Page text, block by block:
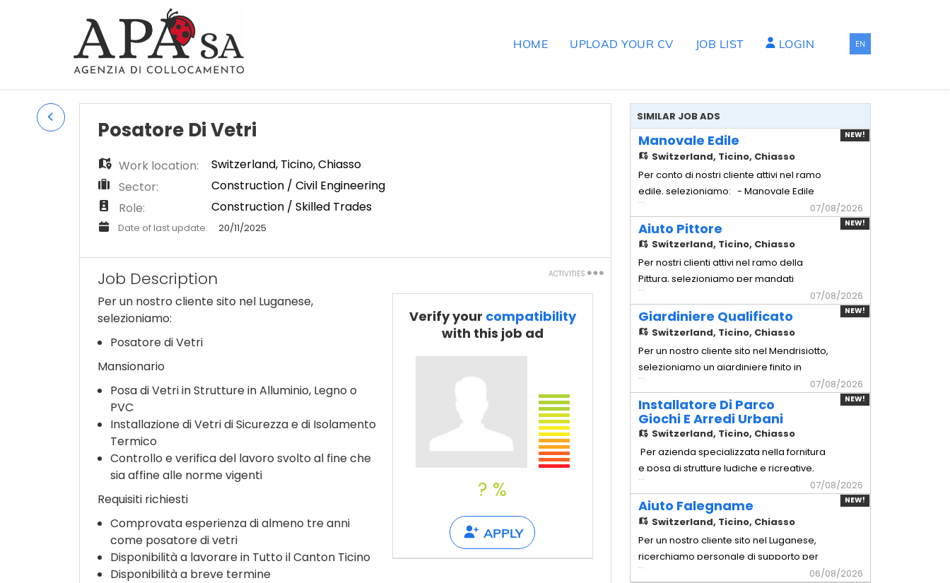
HOME UPLOAD YOUR CV JOB LIST LOGIN EN
Posatore Di Vetri
Work location: Switzerland, Ticino,Chiasso
Sector:
Construction / Civil Engineering
Role:
Construction / Skilled Trades
Date of last update: 20/11/2025
ACTIVITIES
Print
Tell a friend
Job Description
Verify your compatibility
with this job ad
? %
APPLY
Per un nostro cliente sito nel Luganese,
selezioniamo:
Posatore di Vetri
Mansionario
Posa di Vetri in Strutture in Alluminio, Legno o
PVC
Installazione di Vetri di Sicurezza e di Isolamento
Termico
Controllo e verifica del lavoro svolto al fine che
sia affine alle norme vigenti
Requisiti richiesti
Comprovata esperienza di almeno tre anni
come posatore di vetri
Disponibilità a lavorare in Tutto il Canton Ticino
Disponibilità a breve termine
SIMILAR JOB ADS
NEW!
Manovale Edile
Switzerland, Ticino, Chiasso
Per conto di nostri cliente attivi nel ramo
edile, selezioniamo: - Manovale Edile
con esperienza Mansionario - Logistica
materiali: Gestione
dell'approvvigionamento e del trasporto
preparazione accurata di malte e
compos
...
07/08/2026
NEW!
Aiuto Pittore
Switzerland, Ticino, Chiasso
Per nostri clienti attivi nel ramo della
Pittura, selezioniamo per mandati
temporanei - Aiuto Pittore Mansioni
principali: - Protezione cantiere:
Copertura meticolosa di pavimenti,
Carteggiatura manuale o tramite
levigatrici
...
07/08/2026
NEW!
Giardiniere Qualificato
Switzerland, Ticino, Chiasso
Per un nostro cliente sito nel Mendrisiotto,
selezioniamo un giardiniere finito in
grado di gestire in autonomia sia la
manutenzione del verde che la creazione
di nuovi spazi esterni. - Giardiniere
Qualificato Mansionario - Creazione
giardini: Posa di tappeti erbosi,
piantumazione di alberi, arbusti
...
07/08/2026
NEW!
Installatore Di Parco
Giochi E Arredi Urbani
Switzerland, Ticino, Chiasso
Per azienda specializzata nella fornitura
e posa di strutture ludiche e ricreative,
selezioniamo per l'allestimento in
sicurezza di aree gioco pubbliche,
scolastiche e private in Ticino -
Urbani Mansionario - Montaggio strutture:
Assemblaggio meccanico e instal
...
07/08/2026
NEW!
Aiuto Falegname
Switzerland, Ticino, Chiasso
Per un nostro cliente sito nel Luganese,
ricerchiamo personale di supporto per
squadre di montaggio di arredi di alta
...
06/08/2026